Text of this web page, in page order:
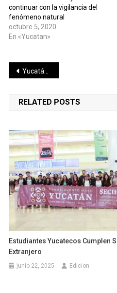
continuar con la vigilancia del
fenómeno natural
octubre 5, 2020
En «Yucatan»
Navegación
de
entradas
Yucatán reactiva vuelos directos con Miami y otras ciudades de México
RELATED POSTS
Estudiantes Yucatecos Cumplen
Extranjero
junio 22, 2025 Edicion